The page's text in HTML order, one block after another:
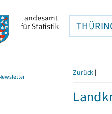
Zurück |